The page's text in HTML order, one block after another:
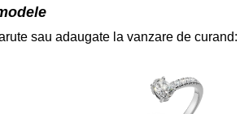
sau adaugate la vanzare de curand: